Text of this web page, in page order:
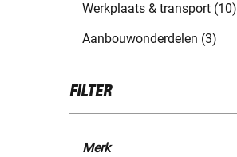
Werkplaats & transport (10)
Aanbouwonderdelen (3)
FILTER
Merk